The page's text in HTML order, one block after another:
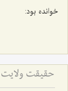
خوانده بود:
حقیقت ولایت